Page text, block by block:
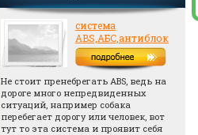
система
ABS,АБС,антиблок
Не стоит пренебрегать АВS, ведь на
дороге много непредвиденных
ситуаций, например собака
перебегает дорогу или человек, вот
тут то эта система и проявит себя